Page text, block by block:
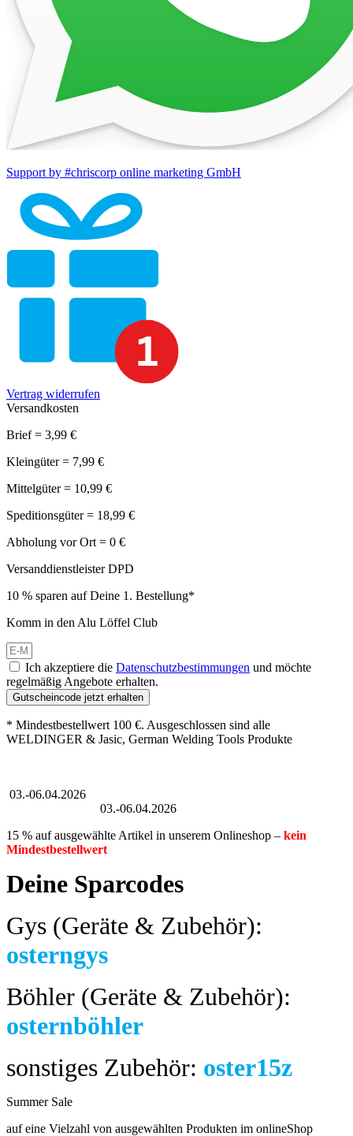
Support by #chriscorp online marketing GmbH
Vertrag widerrufen
Versandkosten
Brief = 3,99 €
Kleingüter = 7,99 €
Mittelgüter = 10,99 €
Speditionsgüter = 18,99 €
Abholung vor Ort = 0 €
Versanddienstleister DPD
10 % sparen auf Deine 1. Bestellung*
Komm in den Alu Löffel Club
Ich akzeptiere die Datenschutzbestimmungen und möchte
regelmäßig Angebote erhalten.
Gutscheincode jetzt erhalten
* Mindestbestellwert 100 €. Ausgeschlossen sind alle
WELDINGER & Jasic, German Welding Tools Produkte
03.-06.04.2026
03.-06.04.2026
15 % auf ausgewählte Artikel in unserem Onlineshop – kein
Mindestbestellwert
Deine Sparcodes
Gys (Geräte & Zubehör):
osterngys
Böhler (Geräte & Zubehör):
osternböhler
sonstiges Zubehör: oster15z
Summer Sale
auf eine Vielzahl von ausgewählten Produkten im onlineShop